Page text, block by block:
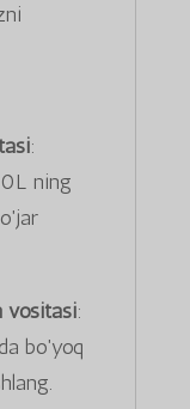
:
ning
vositasi:
bo'yoq